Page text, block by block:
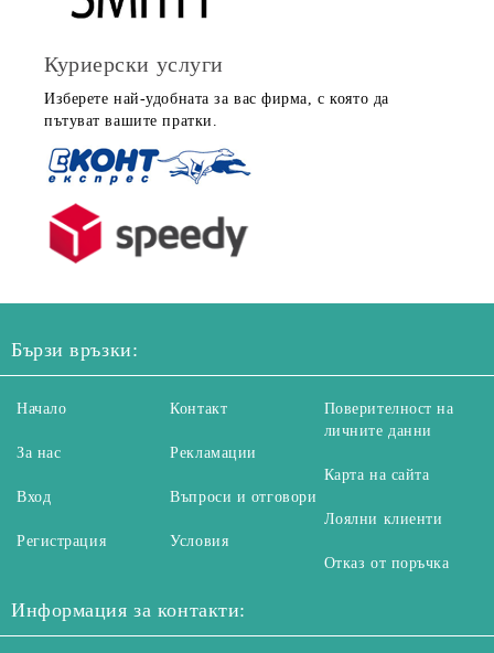
Куриерски услуги
Изберете най-удобната за вас фирма, с която да
пътуват вашите пратки.
Бързи връзки:
Начало
За нас
Вход
Регистрация
Контакт
Рекламации
Въпроси и отговори
Условия
Поверителност на
личните данни
Карта на сайта
Лоялни клиенти
Отказ от поръчка
Информация за контакти: